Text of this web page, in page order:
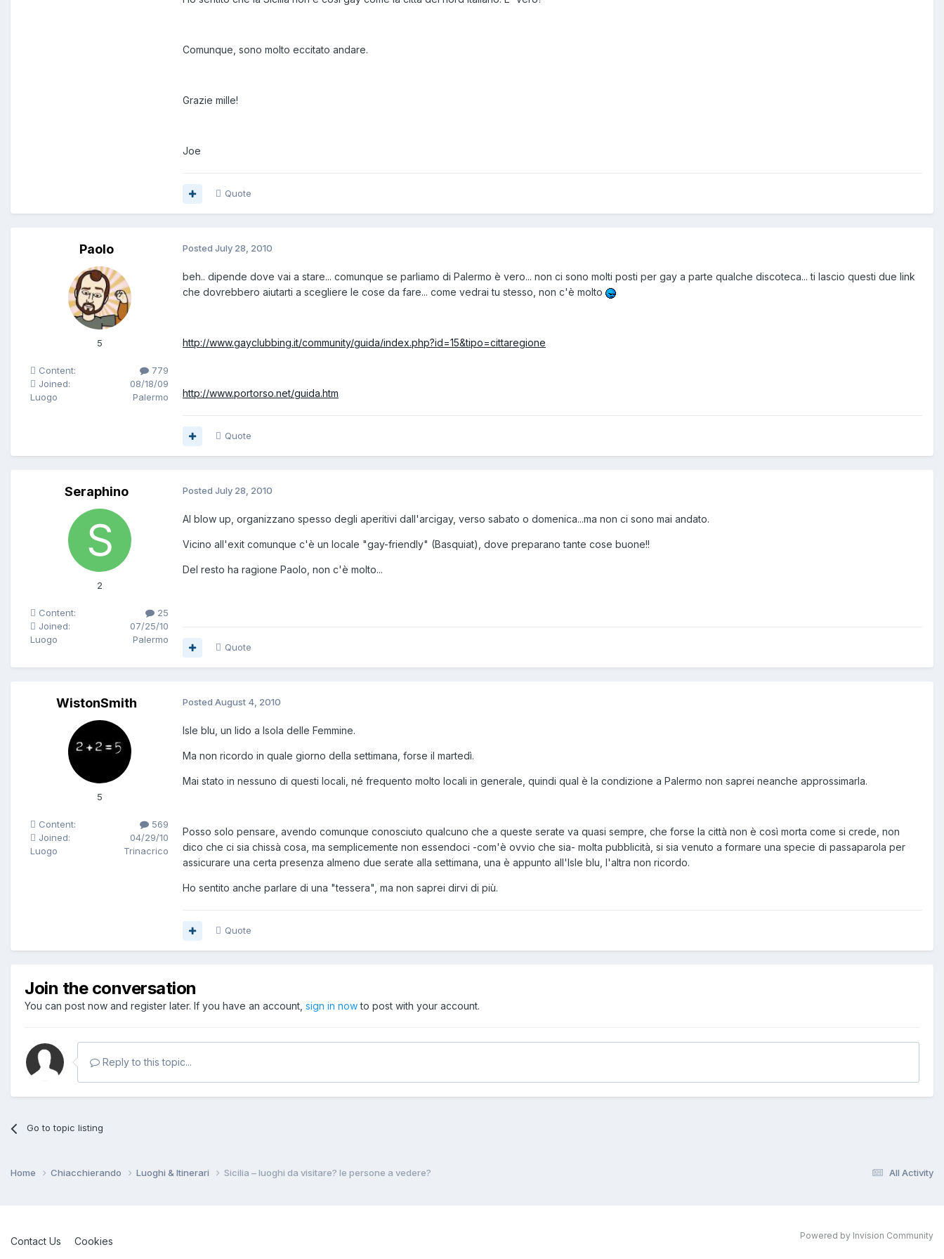
Comunque, sono molto eccitato andare.
Grazie mille!
Joe
Quote
Paolo
5
Content:
779
Joined:
08/18/09
Luogo
Palermo
Posted July 28, 2010
beh.. dipende dove vai a stare... comunque se parliamo di Palermo è vero... non ci sono molti posti per gay a parte qualche discoteca... ti lascio questi due link
che dovrebbero aiutarti a scegliere le cose da fare... come vedrai tu stesso, non c'è molto
http://www.gayclubbing.it/community/guida/index.php?id=15&tipo=cittaregione
http://www.portorso.net/guida.htm
Quote
Seraphino
2
Content:
25
Joined:
07/25/10
Luogo
Palermo
Posted July 28, 2010
Al blow up, organizzano spesso degli aperitivi dall'arcigay, verso sabato o domenica...ma non ci sono mai andato.
Vicino all'exit comunque c'è un locale "gay-friendly" (Basquiat), dove preparano tante cose buone!!
Del resto ha ragione Paolo, non c'è molto...
Quote
WistonSmith
5
Content:
569
Joined:
04/29/10
Luogo
Trinacrico
Posted August 4, 2010
Isle blu, un lido a Isola delle Femmine.
Ma non ricordo in quale giorno della settimana, forse il martedì.
Mai stato in nessuno di questi locali, né frequento molto locali in generale, quindi qual è la condizione a Palermo non saprei neanche approssimarla.
Posso solo pensare, avendo comunque conosciuto qualcuno che a queste serate va quasi sempre, che forse la città non è così morta come si crede, non
dico che ci sia chissà cosa, ma semplicemente non essendoci -com'è ovvio che sia- molta pubblicità, si sia venuto a formare una specie di passaparola per
assicurare una certa presenza almeno due serate alla settimana, una è appunto all'Isle blu, l'altra non ricordo.
Ho sentito anche parlare di una "tessera", ma non saprei dirvi di più.
Quote
Join the conversation
You can post now and register later. If you have an account, sign in nowto post with your account.
Reply to this topic...
Go to topic listing
All Activity
Home Chiacchierando Luoghi & Itinerari Sicilia – luoghi da visitare? le persone a vedere?
Contact Us Cookies Powered by Invision Community